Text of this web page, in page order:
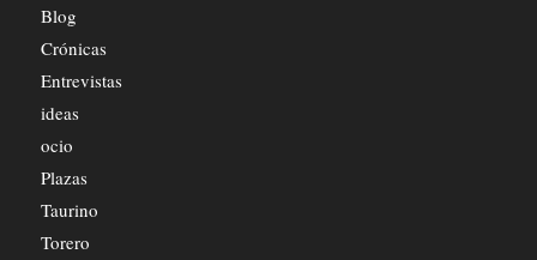
Blog
Crónicas
Entrevistas
ideas
ocio
Plazas
Taurino
Torero